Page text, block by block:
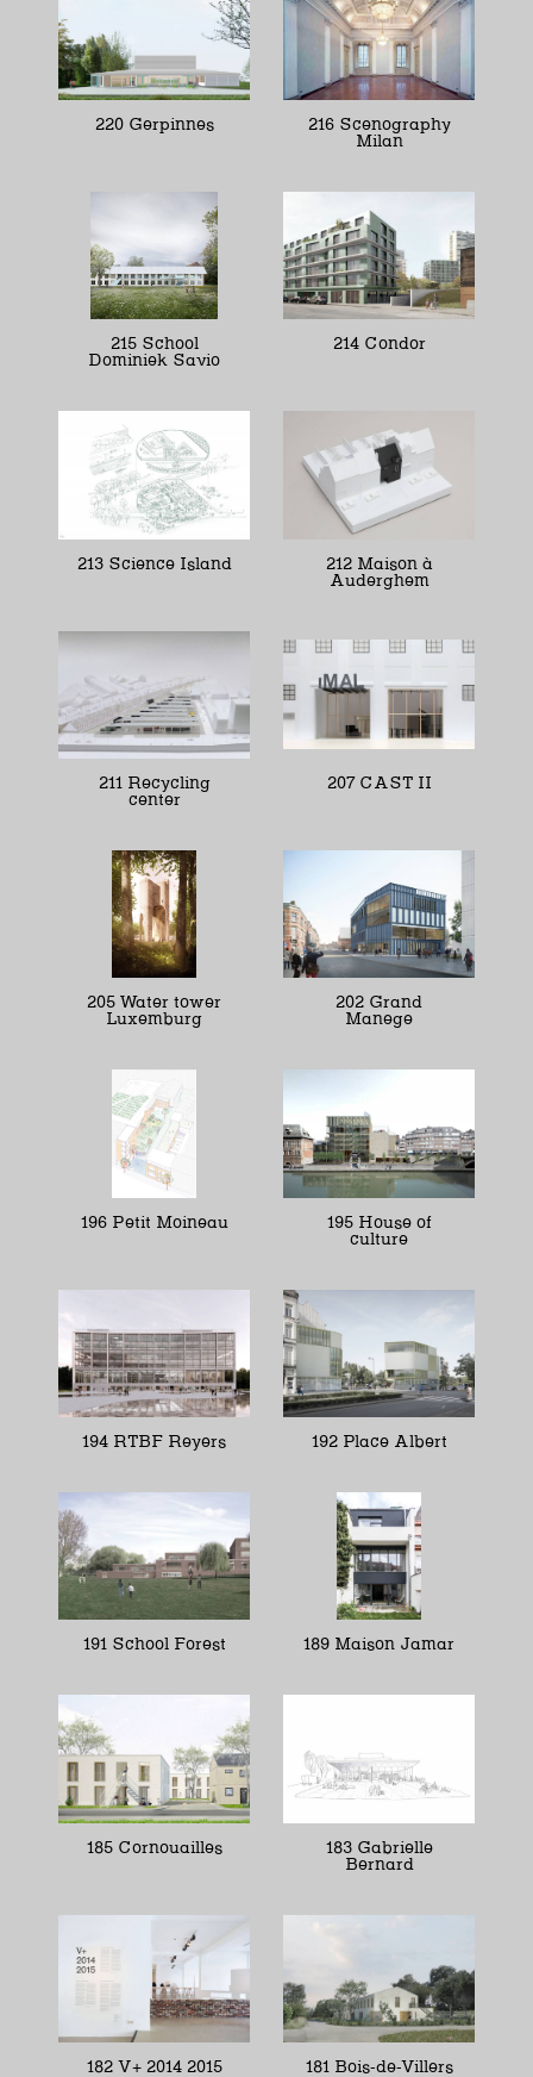
220 Gerpinnes
216 Scenography
Milan
215 School
Dominiek Savio
214 Condor
213 Science Island
212 Maison à
Auderghem
211 Recycling
center
207 CAST II
205 Water tower
Luxemburg
202 Grand
Manege
196 Petit Moineau
195 House of
culture
194 RTBF Reyers 192 Place Albert
191 School Forest 189 Maison Jamar
185 Cornouailles
183 Gabrielle
Bernard
182 V+ 2014 2015 181 Bois-de-Villers